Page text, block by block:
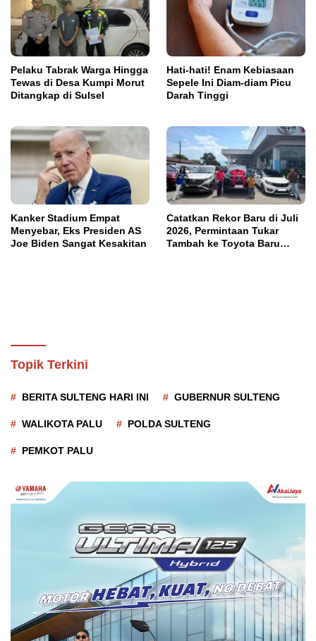
Pelaku Tabrak Warga Hingga
Tewas di Desa Kumpi Morut
Ditangkap di Sulsel
Hati-hati! Enam Kebiasaan
Sepele Ini Diam-diam Picu
Darah Tinggi
Kanker Stadium Empat
Menyebar, Eks Presiden AS
Joe Biden Sangat Kesakitan
Catatkan Rekor Baru di Juli
2026, Permintaan Tukar
Tambah ke Toyota Baru
Topik Terkini
BERITA SULTENG HARI INI GUBERNUR SULTENG
WALIKOTA PALU POLDA SULTENG
PEMKOT PALU